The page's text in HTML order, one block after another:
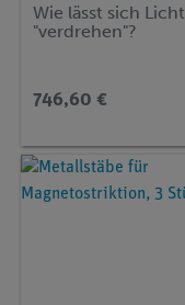
Wie lässt sich Licht
"verdrehen"?
746,60 €